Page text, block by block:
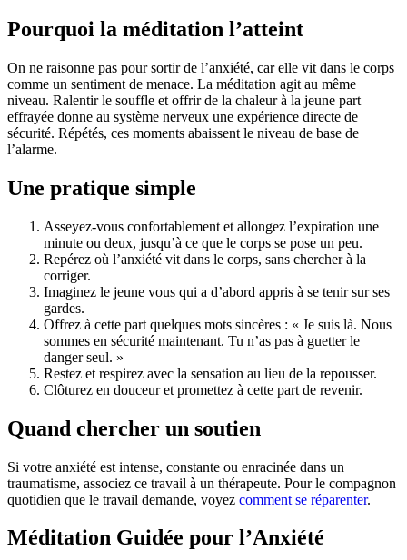
Pourquoi la méditation l’atteint
On ne raisonne pas pour sortir de l’anxiété, car elle vit dans le corps
comme un sentiment de menace. La méditation agit au même
niveau. Ralentir le souffle et offrir de la chaleur à la jeune part
effrayée donne au système nerveux une expérience directe de
sécurité. Répétés, ces moments abaissent le niveau de base de
l’alarme.
Une pratique simple
Asseyez-vous confortablement et allongez l’expiration une
minute ou deux, jusqu’à ce que le corps se pose un peu.
Repérez où l’anxiété vit dans le corps, sans chercher à la
corriger.
Imaginez le jeune vous qui a d’abord appris à se tenir sur ses
gardes.
Offrez à cette part quelques mots sincères : « Je suis là. Nous
sommes en sécurité maintenant. Tu n’as pas à guetter le
danger seul. »
Restez et respirez avec la sensation au lieu de la repousser.
Clôturez en douceur et promettez à cette part de revenir.
Quand chercher un soutien
Si votre anxiété est intense, constante ou enracinée dans un
traumatisme, associez ce travail à un thérapeute. Pour le compagnon
quotidien que le travail demande, voyez comment se réparenter.
Méditation Guidée pour l’Anxiété